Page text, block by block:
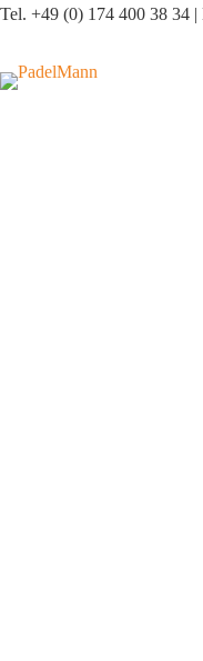
Zum
Tel. +49 (0) 174 400 38 34